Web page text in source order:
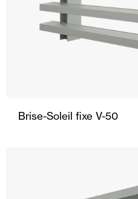
Brise-Soleil fixe V-50